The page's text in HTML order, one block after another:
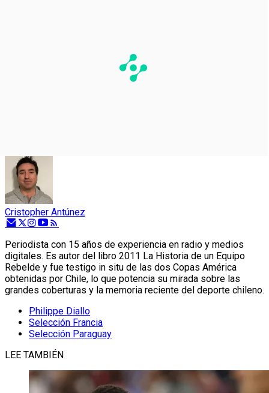
Cristopher Antúnez
Periodista con 15 años de experiencia en radio y medios
digitales. Es autor del libro 2011 La Historia de un Equipo
Rebelde y fue testigo in situ de las dos Copas América
obtenidas por Chile, lo que potencia su mirada sobre las
grandes coberturas y la memoria reciente del deporte chileno.
Philippe Diallo
Selección Francia
Selección Paraguay
LEE TAMBIÉN